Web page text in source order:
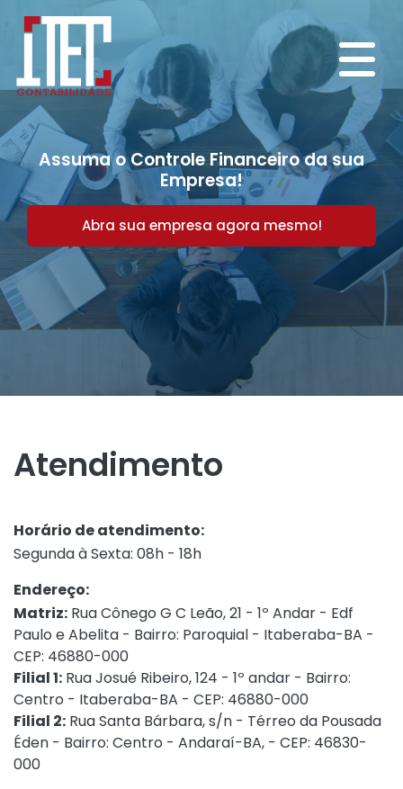
Assuma o Controle Financeiro da sua
Empresa!
Abra sua empresa agora mesmo!
Atendimento
Horário de atendimento:
Segunda à Sexta: 08h - 18h
Endereço:
Matriz: Rua Cônego G C Leão, 21 - 1º Andar - Edf
Paulo e Abelita - Bairro: Paroquial - Itaberaba-BA -
CEP: 46880-000
Filial 1: Rua Josué Ribeiro, 124 - 1º andar - Bairro:
Centro - Itaberaba-BA - CEP: 46880-000
Filial 2: Rua Santa Bárbara, s/n - Térreo da Pousada
Éden - Bairro: Centro - Andaraí-BA, - CEP: 46830-
000